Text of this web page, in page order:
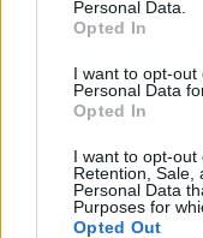
Personal Data.
Opted In
I want to opt-
Personal Data
Opted In
I want to opt-out
Retention, Sale,
Personal Data
Purposes for
Opted Out